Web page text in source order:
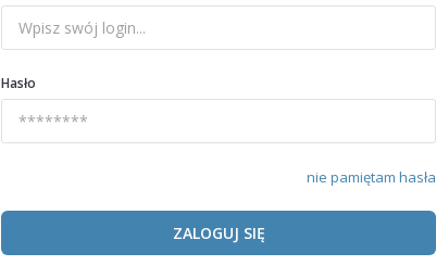
Hasło
nie pamiętam hasła
ZALOGUJ SIĘ